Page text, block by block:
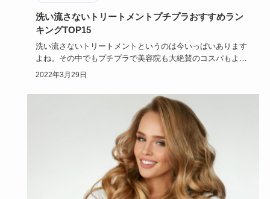
洗い流さないトリートメントプチプラおすすめラン
キングTOP15
洗い流さないトリートメントというのは今いっぱいあります
よね。その中でもプチプラで美容院も大絶賛のコスパもよ
く、プチプラな洗…
2022年3月29日